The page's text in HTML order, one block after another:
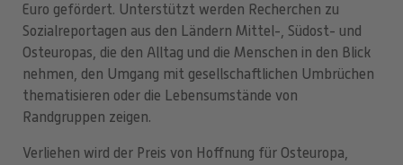
Euro gefördert. Unterstützt werden Recherchen zu
Sozialreportagen aus den Ländern Mittel-, Südost- und
Osteuropas, die den Alltag und die Menschen in den Blick
nehmen, den Umgang mit gesellschaftlichen Umbrüchen
thematisieren oder die Lebensumstände von
Randgruppen zeigen.
Verliehen wird der Preis von Hoffnung für Osteuropa,